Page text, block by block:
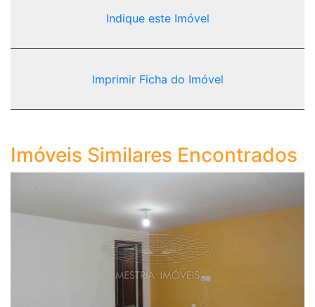
Indique este Imóvel
Imprimir Ficha do Imóvel
Imóveis Similares Encontrados